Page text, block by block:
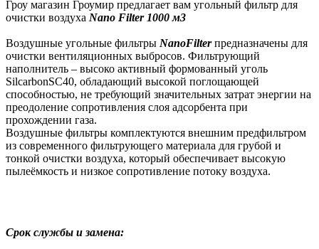
Гроу магазин Гроумир предлагает вам угольный фильтр для
очистки воздуха Nano Filter 1000 м3
Воздушные угольные фильтры NanoFilterпредназначены для
очистки вентиляционных выбросов. Фильтрующий
наполнитель – высоко активный формованный уголь
SilcarbonSC40, обладающий высокой поглощающей
способностью, не требующий значительных затрат энергии на
преодоление сопротивления слоя адсорбента при
прохождении газа.
Воздушные фильтры комплектуются внешним предфильтром
из современного фильтрующего материала для грубой и
тонкой очистки воздуха, который обеспечивает высокую
пылеёмкость и низкое сопротивление потоку воздуха.
Срок службы и замена: